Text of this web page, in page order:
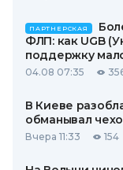
ПАРТНЕРСКАЯ
ФЛП: как UGB
поддержку
04.08 07:35
В Киеве
обманывал
Вчера 11:33 154